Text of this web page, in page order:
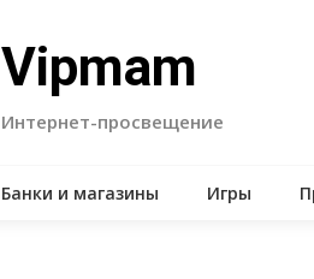
Vipmam
Интернет-просвещение
Банки и магазины Игры